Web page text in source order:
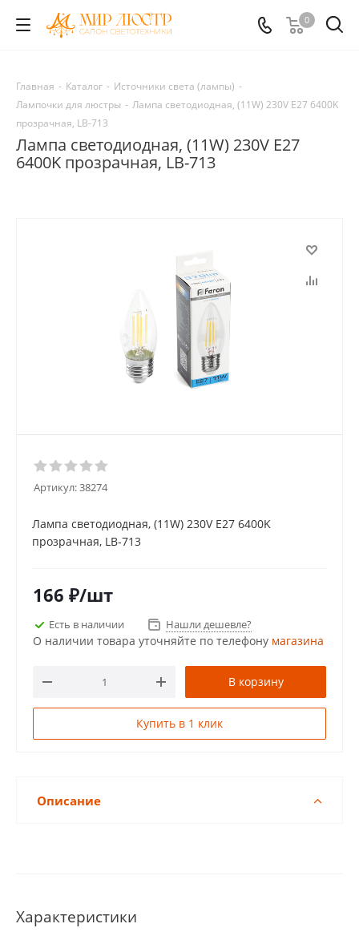
0
Главная - Каталог - Источники света (лампы) -
Лампочки для люстры - Лампа светодиодная, (11W) 230V E27 6400K
прозрачная, LB-713
Лампа светодиодная, (11W) 230V E27
6400K прозрачная, LB-713
Артикул:38274
Лампа светодиодная, (11W) 230V E27 6400K
прозрачная, LB-713
166 ₽/шт
Есть в наличии Нашли дешевле?
О наличии товара уточняйте по телефону магазина
В корзину
Купить в 1 клик
Описание
Характеристики